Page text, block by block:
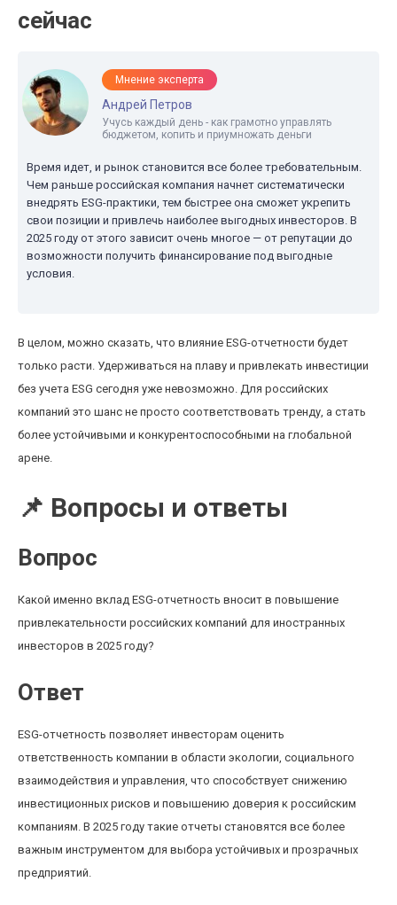
сейчас
Мнение эксперта
Андрей Петров
Учусь каждый день - как грамотно управлять
бюджетом, копить и приумножать деньги
Время идет, и рынок становится все более требовательным.
Чем раньше российская компания начнет систематически
внедрять ESG-практики, тем быстрее она сможет укрепить
свои позиции и привлечь наиболее выгодных инвесторов. В
2025 году от этого зависит очень многое — от репутации до
возможности получить финансирование под выгодные
условия.
В целом, можно сказать, что влияние ESG-отчетности будет
только расти. Удерживаться на плаву и привлекать инвестиции
без учета ESG сегодня уже невозможно. Для российских
компаний это шанс не просто соответствовать тренду, а стать
более устойчивыми и конкурентоспособными на глобальной
арене.
📌 Вопросы и ответы
Вопрос
Какой именно вклад ESG-отчетность вносит в повышение
привлекательности российских компаний для иностранных
инвесторов в 2025 году?
Ответ
ESG-отчетность позволяет инвесторам оценить
ответственность компании в области экологии, социального
взаимодействия и управления, что способствует снижению
инвестиционных рисков и повышению доверия к российским
компаниям. В 2025 году такие отчеты становятся все более
важным инструментом для выбора устойчивых и прозрачных
предприятий.